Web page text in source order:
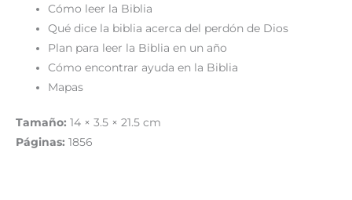
Cómo leer la Biblia
Qué dice la biblia acerca del perdón de Dios
Plan para leer la Biblia en un año
Cómo encontrar ayuda en la Biblia
Mapas
Tamaño: 14 × 3.5 × 21.5 cm
Páginas: 1856